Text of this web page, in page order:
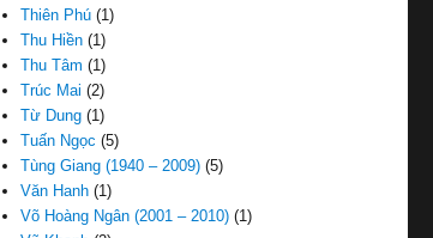
Thiên Phú (1)
Thu Hiền (1)
Thu Tâm (1)
Trúc Mai (2)
Từ Dung (1)
Tuấn Ngọc (5)
Tùng Giang (1940 – 2009) (5)
Văn Hanh (1)
Võ Hoàng Ngân (2001 – 2010) (1)